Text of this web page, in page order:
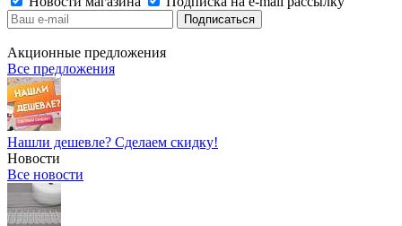
Акционные предложения
Все предложения
Нашли дешевле? Сделаем скидку!
Новости
Все новости